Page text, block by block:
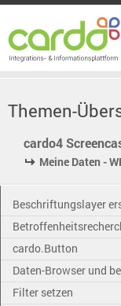
Themen-
cardo4
Meine Daten -
Beschriftungslayer
cardo.Button
Daten-Browser und
Filter setzen